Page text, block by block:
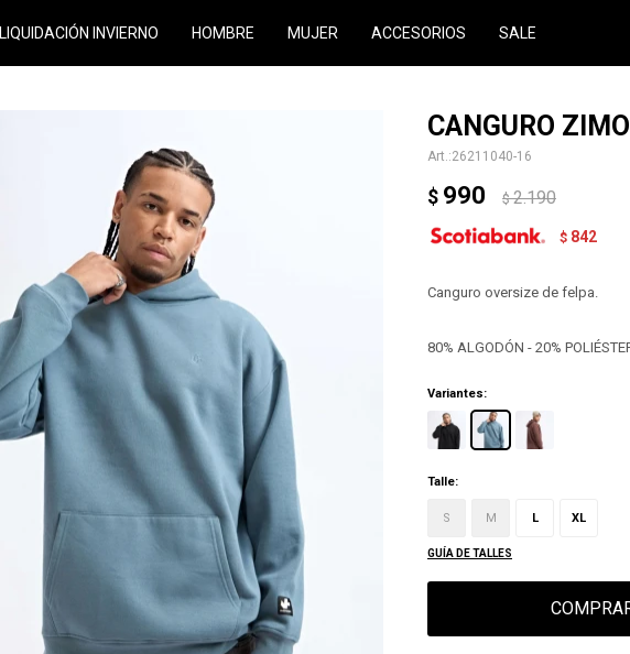
LIQUIDACIÓN INVIERNO HOMBRE MUJER ACCESORIOS SALE
CANGURO
26211040-16
$ 990 $ 2.190
$ 842
Canguro oversize de felpa.
80% ALGODÓN - 20%
Variantes:
Talle:
S M L XL
GUÍA DE TALLES